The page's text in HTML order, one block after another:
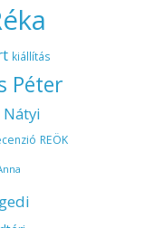
kiállítás
Péter
Nátyi
REÖK